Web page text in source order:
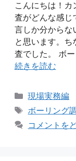
こんにちは！カ
査がどんな感じ
言しか分からな
と思います。
査でした。 ボ
続きを読む
カ
テ
リ
現場実務編
タ
グ
ボーリング
コメントを